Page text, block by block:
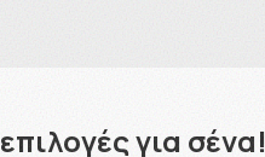
για σένα!